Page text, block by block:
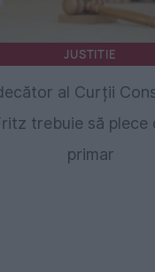
JUSTITIE
al Curții
trebuie să plece
primar